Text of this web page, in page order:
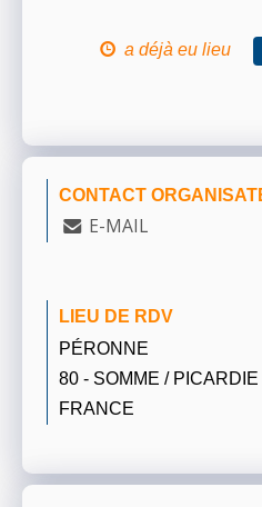
a déjà eu lieu
CONTACT
E-MAIL
LIEU DE RDV
PÉRONNE
80 - SOMME / PICARDIE
FRANCE